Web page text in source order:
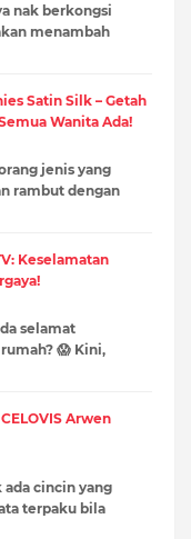
nak berkongsi
menambah
Satin Silk – Getah
Wanita Ada!
jenis yang
rambut dengan
Keselamatan
selamat
😱 Kini,
Arwen
ada cincin yang
terpaku bila